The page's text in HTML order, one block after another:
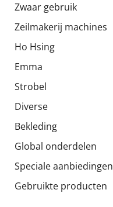
Zwaar gebruik
Zeilmakerij machines
Ho Hsing
Emma
Strobel
Diverse
Bekleding
Global onderdelen
Speciale aanbiedingen
Gebruikte producten